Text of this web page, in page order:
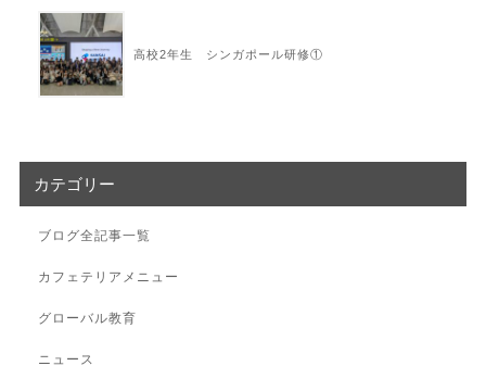
高校2年生 シンガポール研修①
カテゴリー
ブログ全記事一覧
カフェテリアメニュー
グローバル教育
ニュース